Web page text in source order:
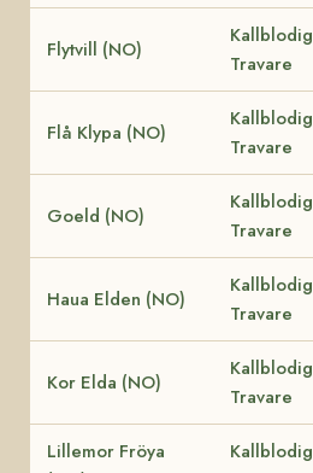
Flytvill (NO)
Kallblodig
Travare
Flå Klypa (NO)
Kallblodig
Travare
Goeld (NO)
Kallblodig
Travare
Haua Elden (NO)
Kallblodig
Travare
Kor Elda (NO)
Kallblodig
Travare
Lillemor Fröya
Kallblodig